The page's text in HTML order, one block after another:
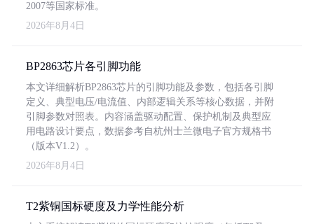
2007等国家标准。
2026年8月4日
BP2863芯片各引脚功能
本文详细解析BP2863芯片的引脚功能及参数，包括各引脚
定义、典型电压/电流值、内部逻辑关系等核心数据，并附
引脚参数对照表。内容涵盖驱动配置、保护机制及典型应
用电路设计要点，数据参考自杭州士兰微电子官方规格书
（版本V1.2）。
2026年8月4日
T2紫铜国标硬度及力学性能分析